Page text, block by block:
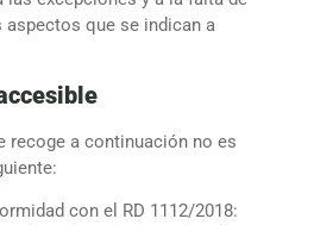
que se indican a
recoge a continuación no es
con el RD 1112/2018: